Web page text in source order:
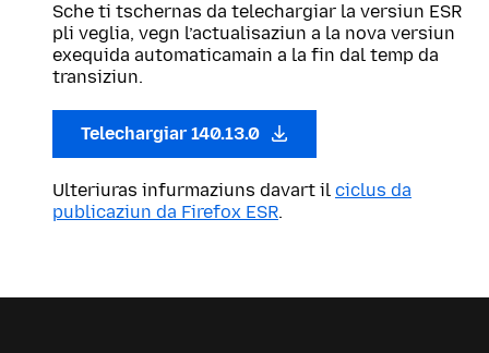
Sche ti tschernas da telechargiar la versiun ESR
pli veglia, vegn l’actualisaziun a la nova versiun
exequida automaticamain a la fin dal temp da
transiziun.
Telechargiar 140.13.0
Ulteriuras infurmaziuns davart il ciclus da
publicaziun da Firefox ESR.